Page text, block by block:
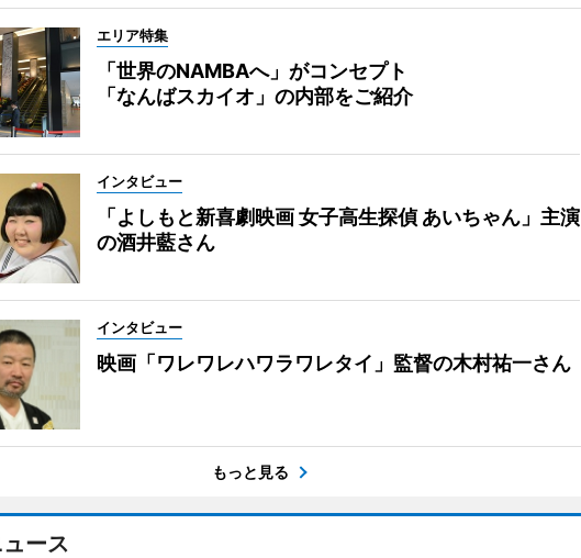
エリア特集
「世界のNAMBAへ」がコンセプト
「なんばスカイオ」の内部をご紹介
インタビュー
「よしもと新喜劇映画 女子高生探偵 あいちゃん」主演
の酒井藍さん
インタビュー
映画「ワレワレハワラワレタイ」監督の木村祐一さん
もっと見る
ース